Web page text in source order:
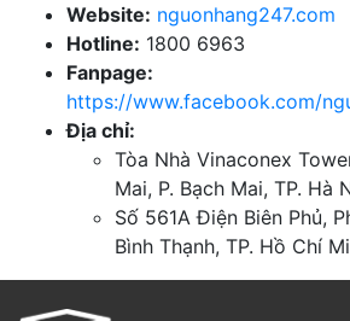
Website: nguonhang247.com
Hotline: 1800 6963
Fanpage:
https://www.facebook.com/
Địa chỉ:
Tòa Nhà Vinaconex
Mai, P. Bạch Mai, TP. Hà
Số 561A Điện Biên Phủ,
Bình Thạnh, TP. Hồ Chí